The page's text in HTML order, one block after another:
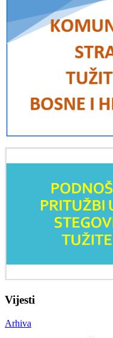
Vijesti
Arhiva